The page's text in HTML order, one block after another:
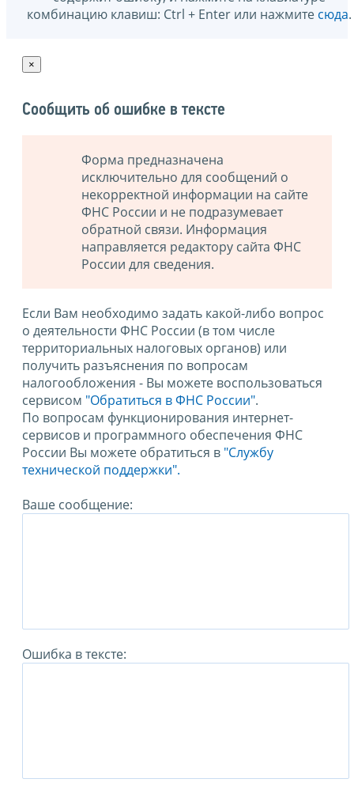
комбинацию клавиш: Ctrl + Enter или нажмите сюда.
×
Сообщить об ошибке в тексте
Форма предназначена
исключительно для сообщений о
некорректной информации на сайте
ФНС России и не подразумевает
обратной связи. Информация
направляется редактору сайта ФНС
России для сведения.
Если Вам необходимо задать какой-либо вопрос
о деятельности ФНС России (в том числе
территориальных налоговых органов) или
получить разъяснения по вопросам
налогообложения - Вы можете воспользоваться
сервисом "Обратиться в ФНС России".
По вопросам функционирования интернет-
сервисов и программного обеспечения ФНС
России Вы можете обратиться в "Службу
технической поддержки".
Ваше сообщение:
Ошибка в тексте: